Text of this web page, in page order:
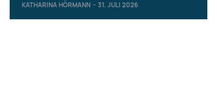
KATHARINA HÖRMANN - 31. JULI 2026